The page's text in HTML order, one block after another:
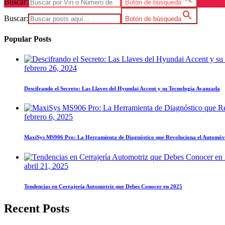
Buscar: Botón de búsqueda
Buscar: Botón de búsqueda
Popular Posts
febrero 26, 2024
Descifrando el Secreto: Las Llaves del Hyundai Accent y su Tecnología Avanzada
febrero 6, 2025
MaxiSys MS906 Pro: La Herramienta de Diagnóstico que Revoluciona el
abril 21, 2025
Tendencias en Cerrajería Automotriz que Debes Conocer en 2025
Recent Posts